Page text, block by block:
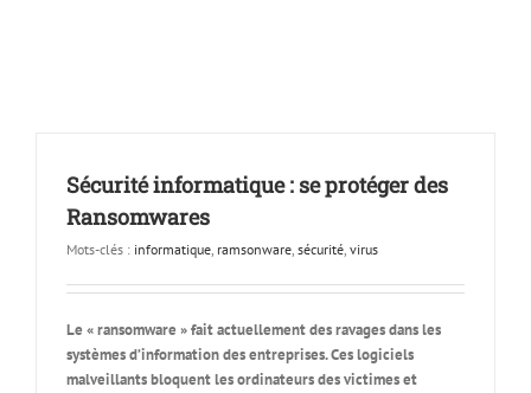
Sécurité informatique : se protéger des
Ransomwares
Mots-clés : informatique, ramsonware, sécurité, virus
Le « ransomware » fait actuellement des ravages dans les
systèmes d’information des entreprises.Ces logiciels
malveillants bloquent les ordinateurs des victimes et